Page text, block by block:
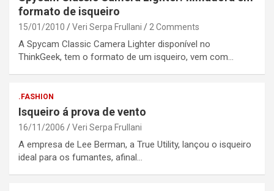
formato de isqueiro
15/01/2010 Veri Serpa Frullani 2 Comments
A Spycam Classic Camera Lighter disponível no
ThinkGeek, tem o formato de um isqueiro, vem com…
.FASHION
Isqueiro á prova de vento
16/11/2006 Veri Serpa Frullani
A empresa de Lee Berman, a True Utility, lançou o isqueiro
ideal para os fumantes, afinal…